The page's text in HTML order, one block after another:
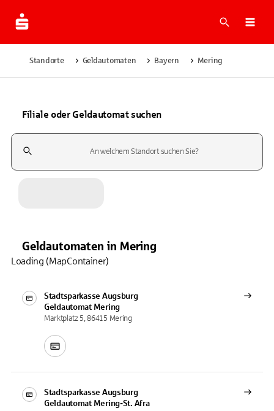
Suche
Standorte Geldautomaten Bayern Mering
Filiale oder Geldautomat suchen
Suchfeld
Geldautomaten in Mering
Stadtsparkasse Augsburg
Geldautomat Mering
Marktplatz 5, 86415 Mering
Stadtsparkasse Augsburg
Geldautomat Mering-St. Afra
Loading (MapContainer)